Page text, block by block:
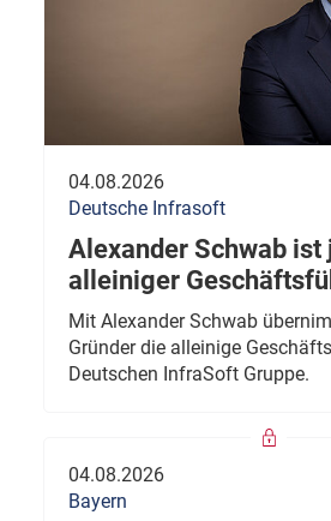
04.08.2026
Deutsche Infrasoft
Alexander Schwab ist
alleiniger
Mit Alexander Schwab
Gründer die alleinige
Deutschen InfraSoft Gruppe.
04.08.2026
Bayern